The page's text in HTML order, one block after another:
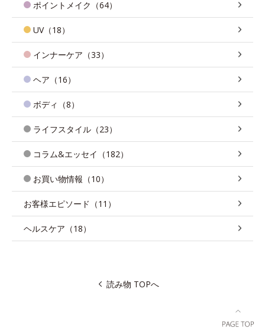
ポイントメイク（64）
UV（18）
インナーケア（33）
ヘア（16）
ボディ（8）
ライフスタイル（23）
コラム&エッセイ（182）
お買い物情報（10）
お客様エピソード（11）
ヘルスケア（18）
読み物 TOPへ